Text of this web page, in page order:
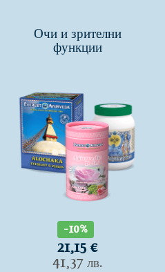
Очи и зрителни
функции
-10%
21,15 €
41,37 лв.